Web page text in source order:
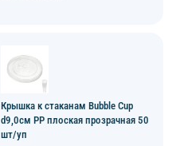
Крышка к стаканам Bubble Cup
d9,0см PP плоская прозрачная 50
шт/уп